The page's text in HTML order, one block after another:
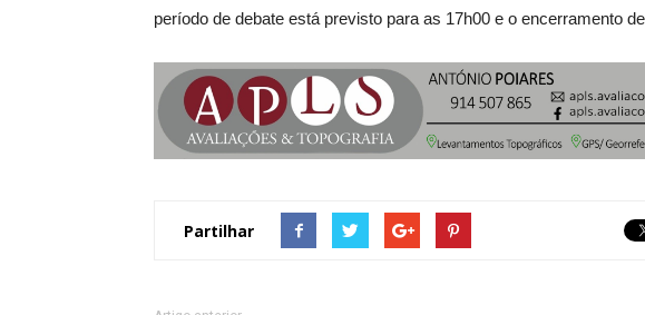
período de debate está previsto para as 17h00 e o encerramento
Partilhar